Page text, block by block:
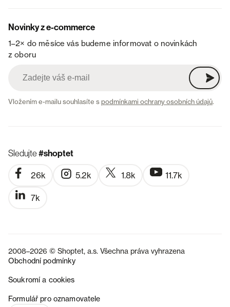
Novinky z e-commerce
1–2× do měsíce vás budeme informovat o novinkách
z oboru
Vložením e-mailu souhlasíte spodmínkami ochrany osobních údajů.
Sledujte#shoptet
26k 5.2k 1.8k 11.7k
7k
2008–2026 © Shoptet, a.s. Všechna práva vyhrazena
Obchodní podmínky
Soukromí a cookies
Formulář pro oznamovatele